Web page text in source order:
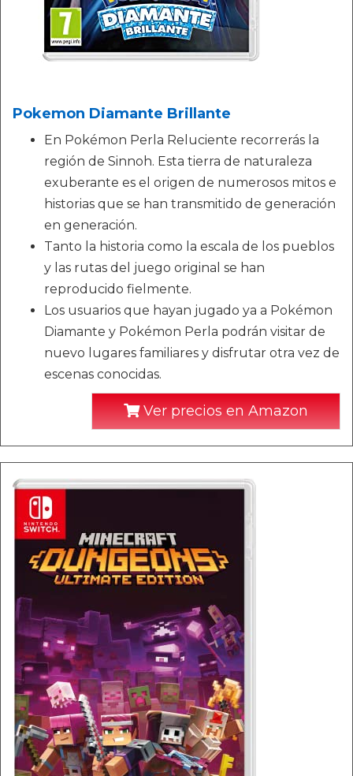
Pokemon Diamante Brillante
En Pokémon Perla Reluciente recorrerás la
región de Sinnoh. Esta tierra de naturaleza
exuberante es el origen de numerosos mitos e
historias que se han transmitido de generación
en generación.
Tanto la historia como la escala de los pueblos
y las rutas del juego original se han
reproducido fielmente.
Los usuarios que hayan jugado ya a Pokémon
Diamante y Pokémon Perla podrán visitar de
nuevo lugares familiares y disfrutar otra vez de
escenas conocidas.
Ver precios en Amazon